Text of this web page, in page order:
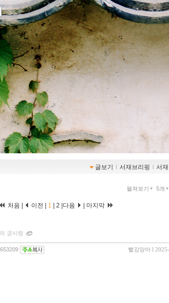
글보기 ｌ 서재브리핑 ｌ 서
펼쳐보기 5개
처음 | 이전 | 1 2 다음 마지막
궁시렁
빨강앙마 l